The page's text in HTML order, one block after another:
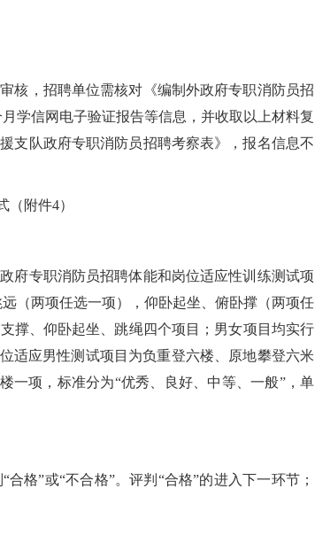
，招聘单位需核对《编制外政府专职消防员招
学信网电子验证报告等信息，并收取以上材料复
支队政府专职消防员招聘考察表》，报名信息不
附件4）
专职消防员招聘体能和岗位适应性训练测试项
（两项任选一项），仰卧起坐、俯卧撑（两项任
撑、仰卧起坐、跳绳四个项目；男女项目均实行
适应男性测试项目为负重登六楼、原地攀登六米
一项，标准分为“优秀、良好、中等、一般”，单
”或“不合格”。评判“合格”的进入下一环节；